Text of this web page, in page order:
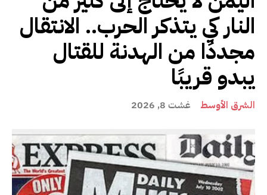
النار كي يتذكر الحرب.. الانتقال
مجددًا من الهدنة للقتال
يبدو قريبًا
الشرق الأوسط غشت 8, 2026